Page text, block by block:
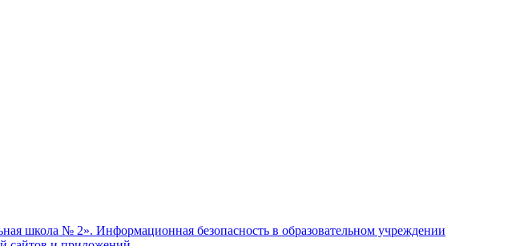
школа № 2». Информационная безопасность в образовательном учреждении